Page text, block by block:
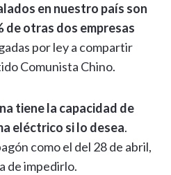
en nuestro país son
de otras dos empresas
por ley a compartir
Comunista Chino.
tiene la capacidad de
eléctrico si lo desea.
como el del 28 de abril,
de impedirlo.